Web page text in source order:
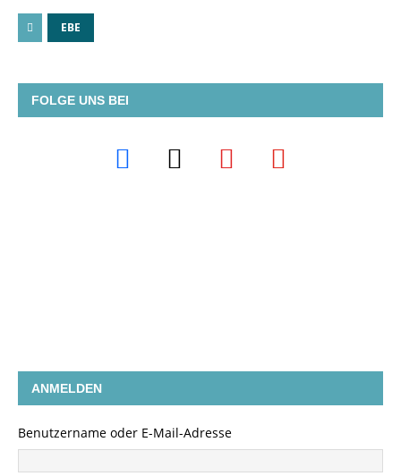
EBE
FOLGE UNS BEI
ANMELDEN
Benutzername oder E-Mail-Adresse